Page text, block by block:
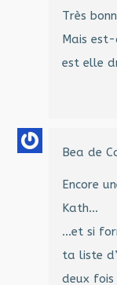
Très
Mais
est elle
Bea de
Encore
Kath…
…et si
ta liste
deux fois